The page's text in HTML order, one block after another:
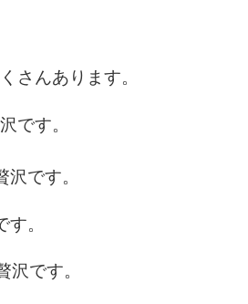
さんあります。
です。
です。
。
です。